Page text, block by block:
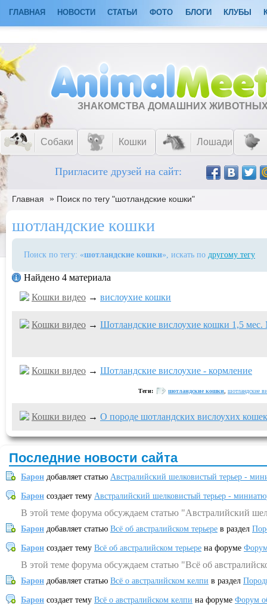
ГЛАВНАЯ НОВОСТИ СТАТЬИ ФОТО БЛОГИ КЛУБЫ
ЗНАКОМСТВА ДОМАШНИХ
Собаки Кошки Лошади
Пригласите друзей на сайт:
Главная » Поиск по тегу "шотландские кошки"
шотландские кошки
Поиск по тегу: «шотландские кошки», искать по другому тегу
Найдено 4 материала
Кошки видео → вислоухие кошки
Кошки видео → Шотландские вислоухие кошки 1,5
Кошки видео → Шотландские вислоухие - кормление
Теги: шотландские кошки шотландские
Кошки видео → О породе шотландских вислоухих кошек
Последние новости сайта
Барон добавляет статью Австралийский шелковистый терьер -
Барон создает тему Австралийский шелковистый терьер -
В этой теме форума обсуждаем статью "Австралийский
Барон добавляет статью Всё об австралийском терьере в раздел
Барон создает тему Всё об австралийском терьере на форуме
В этой теме форума обсуждаем статью "Всё об
Барон добавляет статью Всё о австралийском келпи в раздел
Барон создает тему Всё о австралийском келпи на форуме Форум